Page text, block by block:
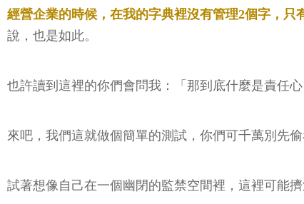
經營企業的時候，在我的字典裡沒有管理2個字，只
說，也是如此。
也許讀到這裡的你們會問我：「那到底什麼是責任心
來吧，我們這就做個簡單的測試，你們可千萬別先偷
試著想像自己在一個幽閉的監禁空間裡，這裡可能